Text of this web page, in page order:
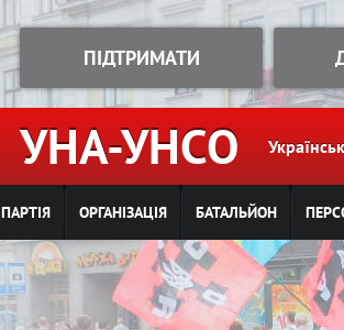
УНА-УНСО
ПІДТРИМАТИ
ПАРТІЯ ОРГАНІЗАЦІЯ БАТАЛЬЙОН